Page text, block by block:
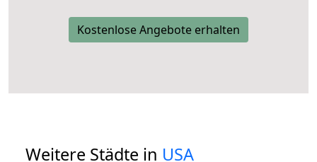
Kostenlose Angebote erhalten
Weitere Städte in USA